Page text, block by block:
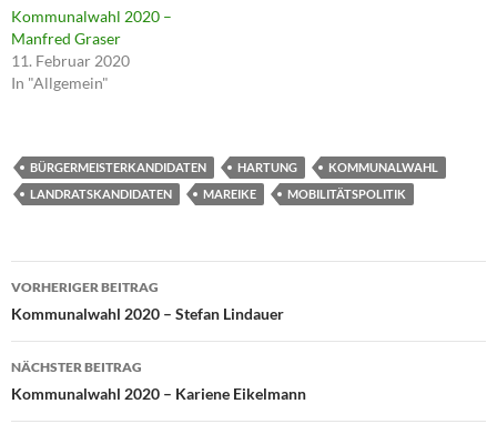
n
e
u
e
m
t
e
r
g
f
e
)
Kommunalwahl 2020 –
Manfred Graser
11. Februar 2020
In "Allgemein"
BÜRGERMEISTERKANDIDATEN HARTUNG
KOMMUNALWAHL
LANDRATSKANDIDATEN
MAREIKE MOBILITÄTSPOLITIK
Beitragsnavigation
VORHERIGER BEITRAG
Kommunalwahl 2020 – Stefan Lindauer
NÄCHSTER BEITRAG
Kommunalwahl 2020 – Kariene Eikelmann